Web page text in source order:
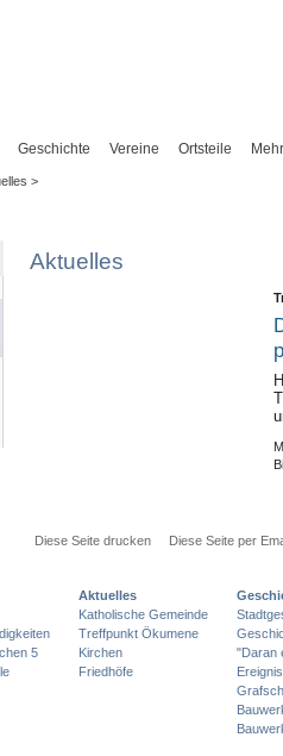
Geschichte Vereine Ortsteile Mehr
>
Aktuelles
Diese Seite drucken Diese Seite per
5
Aktuelles
Katholische Gemeinde
Treffpunkt Ökumene
Kirchen
Friedhöfe
"Daran